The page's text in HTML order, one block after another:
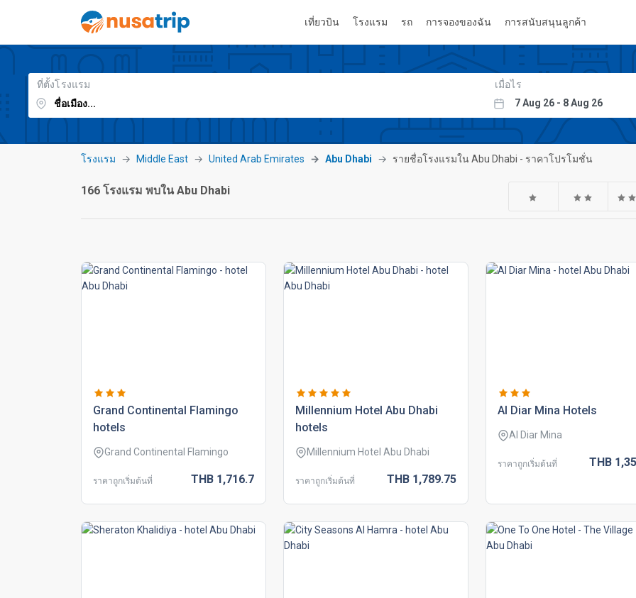
เที่ยวบิน โรงแรม รถ การจองของฉัน การสนับสนุนลูกค้า
ที่ตั้งโรงแรม เมื่อไร
โรงแรม Middle East United Arab Emirates Abu Dhabi รายชื่อโรงแรมใน Abu Dhabi - ราคาโปรโมชั่น
166 โรงแรม พบใน Abu Dhabi
grand continental flamingo
hotels
Grand Continental Flamingo
ราคาถูกเริ่มต้นที่ THB 1,716.7
millennium hotel abu dhabi
hotels
Millennium Hotel Abu Dhabi
ราคาถูกเริ่มต้นที่ THB 1,789.75
al diar mina hotels
Al Diar Mina
ราคาถูกเริ่มต้นที่ THB